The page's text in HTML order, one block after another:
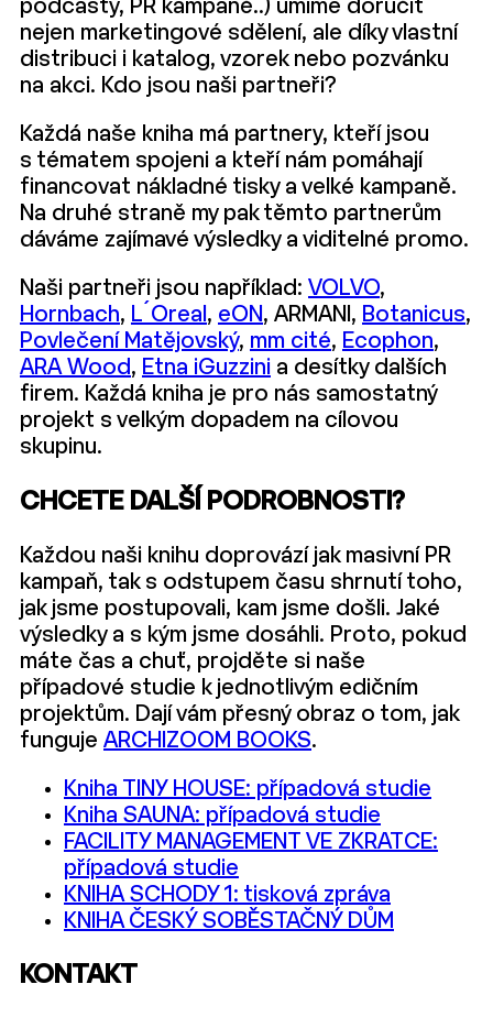
podcasty, PR kampaně..) umíme doručit
nejen marketingové sdělení, ale díky vlastní
distribuci i katalog, vzorek nebo pozvánku
na akci. Kdo jsou naši partneři?
Každá naše kniha má partnery, kteří jsou
s tématem spojeni a kteří nám pomáhají
financovat nákladné tisky a velké kampaně.
Na druhé straně my pak těmto partnerům
dáváme zajímavé výsledky a viditelné promo.
Naši partneři jsou například: VOLVO,
Hornbach, L´Oreal , eON , ARMANI, Botanicus,
Povlečení Matějovský, mm cité, Ecophon,
ARA Wood , Etna iGuzzini a desítky dalších
firem. Každá kniha je pro nás samostatný
projekt s velkým dopadem na cílovou
skupinu.
CHCETE DALŠÍ PODROBNOSTI?
Každou naši knihu doprovází jak masivní PR
kampaň, tak s odstupem času shrnutí toho,
jak jsme postupovali, kam jsme došli. Jaké
výsledky a s kým jsme dosáhli. Proto, pokud
máte čas a chuť, projděte si naše
případové studie k jednotlivým edičním
projektům. Dají vám přesný obraz o tom, jak
funguje ARCHIZOOM BOOKS.
Kniha TINY HOUSE: případová studie
Kniha SAUNA: případová studie
FACILITY MANAGEMENT VE ZKRATCE:
případová studie
KNIHA SCHODY 1: tisková zpráva
KNIHA ČESKÝ SOBĚSTAČNÝ DŮM
KONTAKT